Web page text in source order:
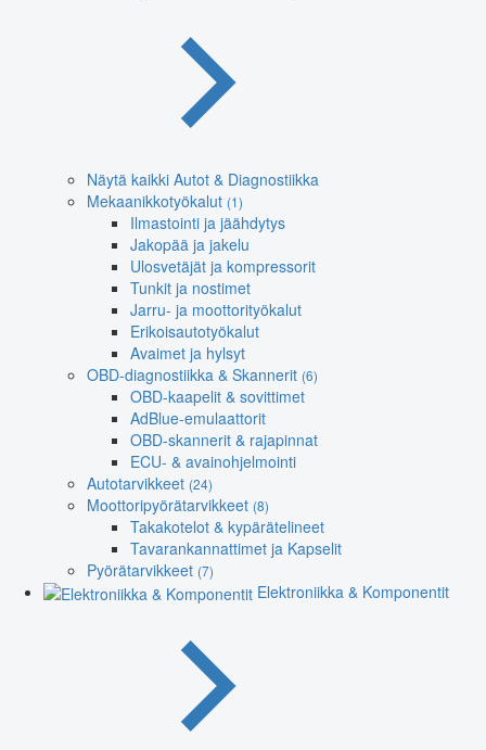
Näytä kaikki Autot & Diagnostiikka
Mekaanikkotyökalut (1)
Ilmastointi ja jäähdytys
Jakopää ja jakelu
Ulosvetäjät ja kompressorit
Tunkit ja nostimet
Jarru- ja moottorityökalut
Erikoisautotyökalut
Avaimet ja hylsyt
OBD-diagnostiikka & Skannerit (6)
OBD-kaapelit & sovittimet
AdBlue-emulaattorit
OBD-skannerit & rajapinnat
ECU- & avainohjelmointi
Autotarvikkeet (24)
Moottoripyörätarvikkeet (8)
Takakotelot & kypärätelineet
Tavarankannattimet ja Kapselit
Pyörätarvikkeet (7)
Elektroniikka & Komponentit